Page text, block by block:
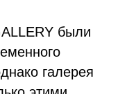
были
галерея